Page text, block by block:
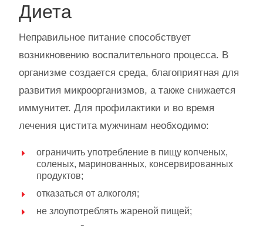
Диета
Неправильное питание способствует
возникновению воспалительного процесса. В
организме создается среда, благоприятная для
развития микроорганизмов, а также снижается
иммунитет. Для профилактики и во время
лечения цистита мужчинам необходимо:
ограничить употребление в пищу копченых,
соленых, маринованных, консервированных
продуктов;
отказаться от алкоголя;
не злоупотреблять жареной пищей;